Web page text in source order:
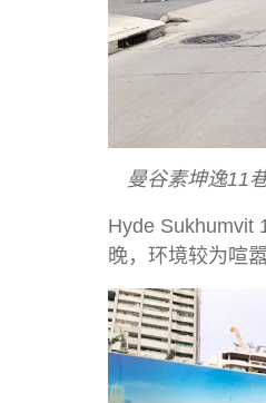
曼谷素坤逸11
Hyde Sukhumvit
晚，环境较为喧